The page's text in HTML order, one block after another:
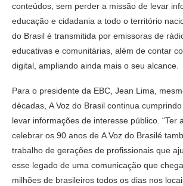
conteúdos, sem perder a missão de levar
educação e cidadania a todo o território
do Brasil é transmitida por emissoras de
educativas e comunitárias, além de contar
digital, ampliando ainda mais o seu alcance.
Para o presidente da EBC, Jean Lima,
décadas, A Voz do Brasil continua
levar informações de interesse público. “Ter
celebrar os 90 anos de A Voz do Brasilé
trabalho de gerações de profissionais que
esse legado de uma comunicação que
milhões de brasileiros todos os dias nos